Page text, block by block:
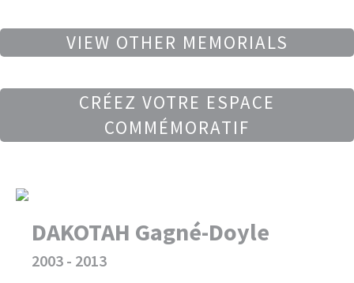
VIEW OTHER MEMORIALS
CRÉEZ VOTRE ESPACE
COMMÉMORATIF
DAKOTAH Gagné-Doyle
2003 - 2013